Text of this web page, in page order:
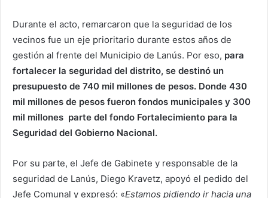
Durante el acto, remarcaron que la seguridad de los
vecinos fue un eje prioritario durante estos años de
gestión al frente del Municipio de Lanús. Por eso, para
fortalecer la seguridad del distrito, se destinó un
presupuesto de 740 mil millones de pesos. Donde 430
mil millones de pesos fueron fondos municipales y 300
mil millones parte del fondo Fortalecimiento para la
Seguridad del Gobierno Nacional.
Por su parte, el Jefe de Gabinete y responsable de la
seguridad de Lanús, Diego Kravetz, apoyó el pedido del
Jefe Comunal y expresó: «Estamos pidiendo ir hacia una